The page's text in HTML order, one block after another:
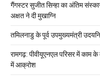
गैंगस्टर सुजीत सिन्हा का अंतिम
अक्षत ने दी मुखाग्नि
तमिलनाडु के पूर्व उपमुख्यमंत्री
रामगढ़: पीवीयूएनएल परिसर में काम के
में आक्रोश